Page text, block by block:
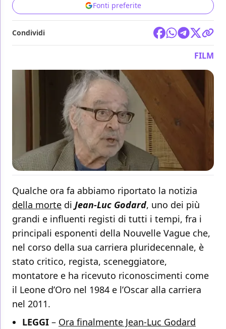
Fonti preferite
Condividi
FILM
Qualche ora fa abbiamo riportato la notizia
della morte di Jean-Luc Godard, uno dei più
grandi e influenti registi di tutti i tempi, fra i
principali esponenti della Nouvelle Vague che,
nel corso della sua carriera pluridecennale, è
stato critico, regista, sceneggiatore,
montatore e ha ricevuto riconoscimenti come
il Leone d’Oro nel 1984 e l’Oscar alla carriera
nel 2011.
LEGGI – Ora finalmente Jean-Luc Godard